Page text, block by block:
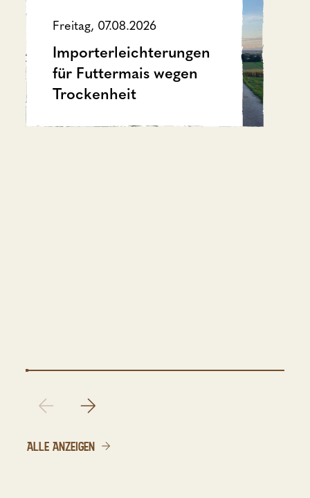
Freitag, 07.08.2026
Importerleichterungen
für Futtermais wegen
Trockenheit
ALLE ANZEIGEN